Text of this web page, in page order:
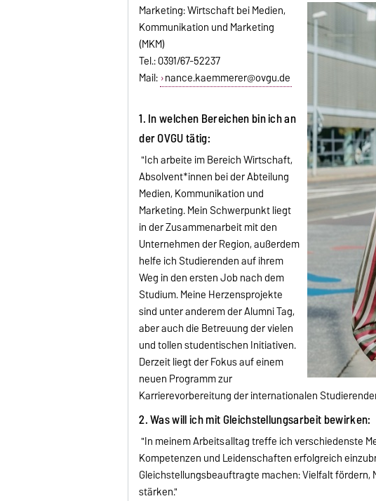
Marketing: Wirtschaft bei Medien,
Kommunikation und Marketing
(MKM)
Tel.: 0391/67-52237
Mail: nance.kaemmerer@ovgu.de
1. In welchen Bereichen bin ich an
der OVGU tätig:
"Ich arbeite im Bereich Wirtschaft,
Absolvent*innen bei der Abteilung
Medien, Kommunikation und
Marketing. Mein Schwerpunkt liegt
in der Zusammenarbeit mit den
Unternehmen der Region, außerdem
helfe ich Studierenden auf ihrem
Weg in den ersten Job nach dem
Studium. Meine Herzensprojekte
sind unter anderem der Alumni Tag,
aber auch die Betreuung der vielen
und tollen studentischen Initiativen.
Derzeit liegt der Fokus auf einem
neuen Programm zur
Karrierevorbereitung der internationalen
2. Was will ich mit Gleichstellungsarbeit bewirken:
"In meinem Arbeitsalltag treffe ich verschiedenste
Kompetenzen und Leidenschaften erfolgreich
Gleichstellungsbeauftragte machen: Vielfalt fördern,
stärken."